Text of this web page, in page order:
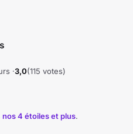
·3,0(115 votes)
nos 4 étoiles et plus.